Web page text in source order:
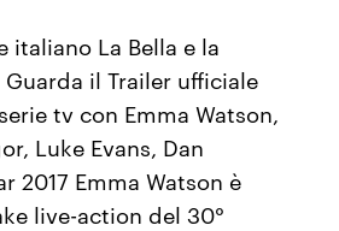
italiano La Bella e la
Guarda il Trailer ufficiale
tv con Emma Watson,
Luke Evans, Dan
2017 Emma Watson è
live-action del 30°